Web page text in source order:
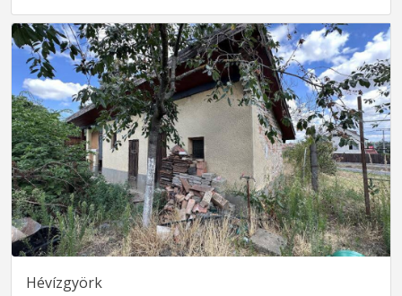
Hévízgyörk